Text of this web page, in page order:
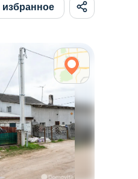
избранное